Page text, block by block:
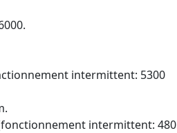
intermittent: 5300
intermittent: 480